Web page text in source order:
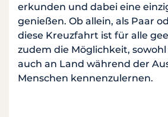
erkunden und dabei eine
genießen. Ob allein, als Paar
diese Kreuzfahrt ist für alle
zudem die Möglichkeit, sowohl
auch an Land während der
Menschen kennenzulernen.